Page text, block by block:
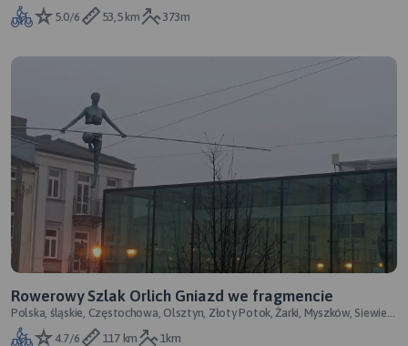
5.0/6
53,5 km 373m
Rowerowy Szlak Orlich Gniazd we fragmencie
Polska, śląskie, Częstochowa, Olsztyn, Złoty Potok, Żarki, Myszków, Siewierz
itd.
4.7/6
117 km 1km